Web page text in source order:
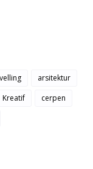
arsitektur
Kreatif
cerpen